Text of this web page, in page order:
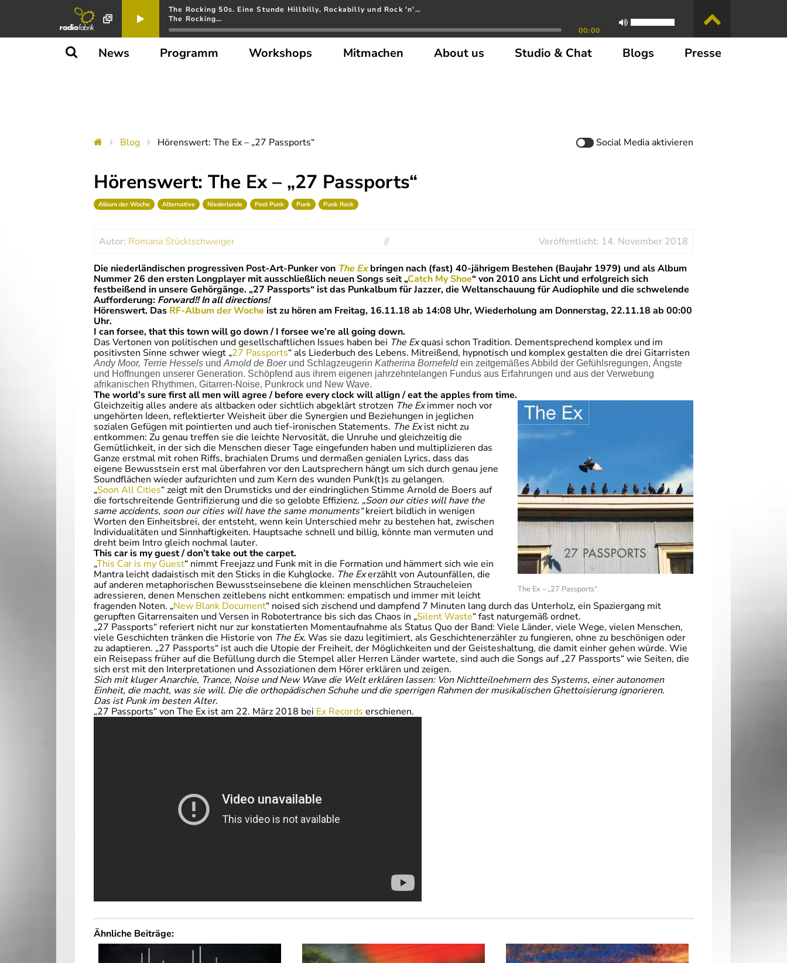
The Rocking 50s. Eine Stunde Hillbilly, Rockabilly und Rock 'n'…
The Rocking…
00:00
News Programm Workshops Mitmachen About us Studio & Chat Blogs Presse
Blog Hörenswert: The Ex – „27 Passports“ Social Mediaaktivieren
Hörenswert: The Ex – „27 Passports“
Album der Woche Alternative Niederlande Post Punk Punk Punk Rock
Autor: Romana Stücklschweiger // Veröffentlicht: 14. November 2018
Die niederländischen progressiven Post-Art-Punker von The Exbringen nach (fast) 40-jährigem Bestehen (Baujahr 1979) und als Album
Nummer 26 den ersten Longplayer mit ausschließlich neuen Songs seit „Catch My Shoe“ von 2010 ans Licht und erfolgreich sich
festbeißend in unsere Gehörgänge. „27 Passports“ ist das Punkalbum für Jazzer, die Weltanschauung für Audiophile und die schwelende
Aufforderung: Forward!! In all directions!
Hörenswert. Das RF-Album der Woche ist zu hören am Freitag, 16.11.18 ab 14:08 Uhr, Wiederholung am Donnerstag, 22.11.18 ab 00:00
Uhr.
I can forsee, that this town will go down / I forsee we’re all going down.
Das Vertonen von politischen und gesellschaftlichen Issues haben bei The Exquasi schon Tradition. Dementsprechend komplex und im
positivsten Sinne schwer wiegt „27 Passports“ als Liederbuch des Lebens. Mitreißend, hypnotisch und komplex gestalten die drei Gitarristen
Andy Moor, Terrie Hessels und Arnold de Boerund Schlagzeugerin Katherina Bornefeldein zeitgemäßes Abbild der Gefühlsregungen, Ängste
und Hoffnungen unserer Generation. Schöpfend aus ihrem eigenen jahrzehntelangen Fundus aus Erfahrungen und aus der Verwebung
afrikanischen Rhythmen, Gitarren-Noise, Punkrock und New Wave.
The world’s sure first all men will agree / before every clock will allign / eat the apples from time.
The Ex – „27 Passports“
Gleichzeitig alles andere als altbacken oder sichtlich abgeklärt strotzen The Eximmer noch vor
ungehörten Ideen, reflektierter Weisheit über die Synergien und Beziehungen in jeglichen
sozialen Gefügen mit pointierten und auch tief-ironischen Statements. The Exist nicht zu
entkommen: Zu genau treffen sie die leichte Nervosität, die Unruhe und gleichzeitig die
Gemütlichkeit, in der sich die Menschen dieser Tage eingefunden haben und multiplizieren das
Ganze erstmal mit rohen Riffs, brachialen Drums und dermaßen genialen Lyrics, dass das
eigene Bewusstsein erst mal überfahren vor den Lautsprechern hängt um sich durch genau jene
Soundflächen wieder aufzurichten und zum Kern des wunden Punk(t)s zu gelangen.
„Soon All Cities“ zeigt mit den Drumsticks und der eindringlichen Stimme Arnold de Boers auf
die fortschreitende Gentrifizierung und die so gelobte Effizienz. „Soon our cities will have the
same accidents, soon our cities will have the same monuments“kreiert bildlich in wenigen
Worten den Einheitsbrei, der entsteht, wenn kein Unterschied mehr zu bestehen hat, zwischen
Individualitäten und Sinnhaftigkeiten. Hauptsache schnell und billig, könnte man vermuten und
dreht beim Intro gleich nochmal lauter.
This car is my guest / don’t take out the carpet.
„This Car is my Guest“ nimmt Freejazz und Funk mit in die Formation und hämmert sich wie ein
Mantra leicht dadaistisch mit den Sticks in die Kuhglocke. The Exerzählt von Autounfällen, die
auf anderen metaphorischen Bewusstseinsebene die kleinen menschlichen Straucheleien
adressieren, denen Menschen zeitlebens nicht entkommen: empatisch und immer mit leicht
fragenden Noten. „New Blank Document“ noised sich zischend und dampfend 7 Minuten lang durch das Unterholz, ein Spaziergang mit
gerupften Gitarrensaiten und Versen in Robotertrance bis sich das Chaos in „Silent Waste“ fast naturgemäß ordnet.
„27 Passports“ referiert nicht nur zur konstatierten Momentaufnahme als Status Quo der Band: Viele Länder, viele Wege, vielen Menschen,
viele Geschichten tränken die Historie von The Ex. Was sie dazu legitimiert, als Geschichtenerzähler zu fungieren, ohne zu beschönigen oder
zu adaptieren. „27 Passports“ ist auch die Utopie der Freiheit, der Möglichkeiten und der Geisteshaltung, die damit einher gehen würde. Wie
ein Reisepass früher auf die Befüllung durch die Stempel aller Herren Länder wartete, sind auch die Songs auf „27 Passports“ wie Seiten, die
sich erst mit den Interpretationen und Assoziationen dem Hörer erklären und zeigen.
Sich mit kluger Anarchie, Trance, Noise und New Wave die Welt erklären lassen: Von Nichtteilnehmern des Systems, einer autonomen
Einheit, die macht, was sie will. Die die orthopädischen Schuhe und die sperrigen Rahmen der musikalischen Ghettoisierung ignorieren.
Das ist Punk im besten Alter.
„27 Passports“ von The Ex ist am 22. März 2018 bei Ex Records erschienen.
Ähnliche Beiträge: